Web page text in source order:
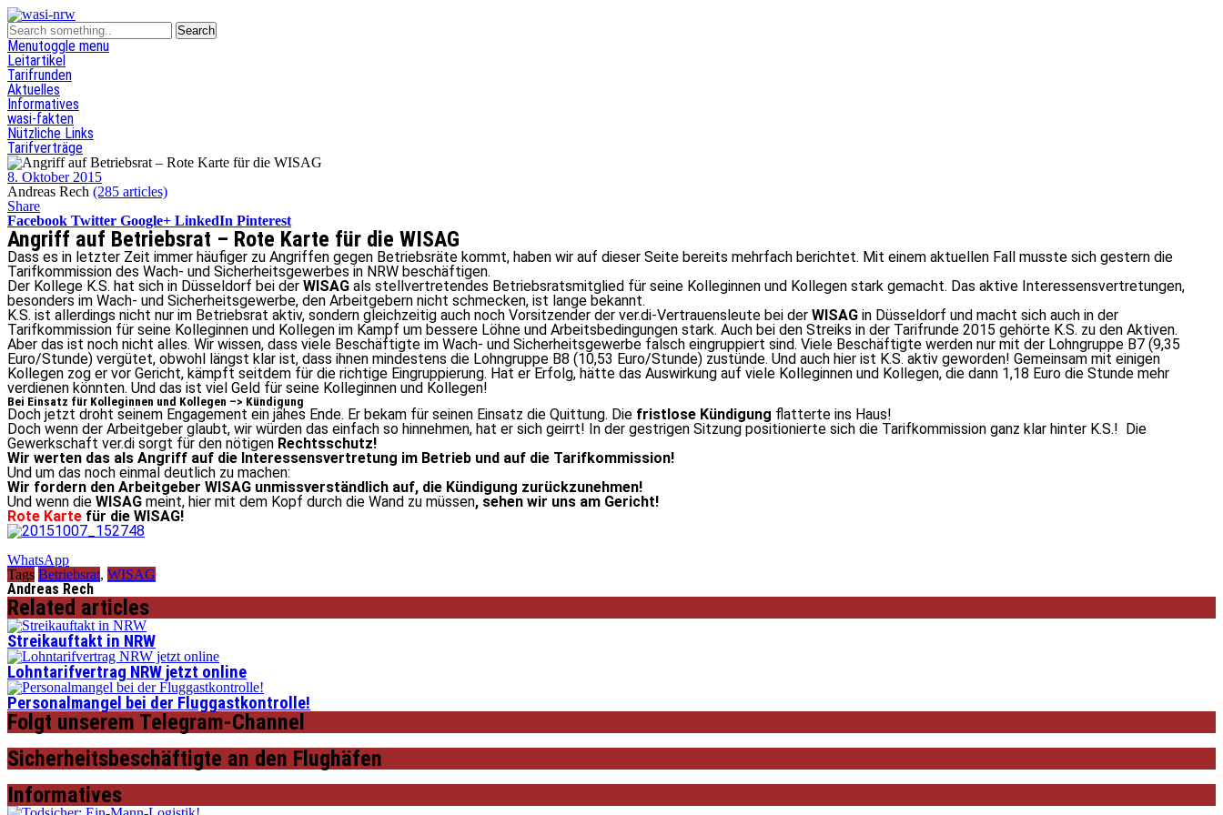
Menutoggle menu
Leitartikel
Tarifrunden
Aktuelles
Informatives
wasi-fakten
Nützliche Links
Tarifverträge
8. Oktober 2015
Andreas Rech (285 articles)
Share
Facebook Twitter Google+ LinkedIn Pinterest
Angriff auf Betriebsrat – Rote Karte für die WISAG
Dass es in letzter Zeit immer häufiger zu Angriffen gegen Betriebsräte kommt, haben wir auf dieser Seite bereits mehrfach berichtet. Mit einem aktuellen Fall musste sich gestern die
Tarifkommission des Wach- und Sicherheitsgewerbes in NRW beschäftigen.
Der Kollege K.S. hat sich in Düsseldorf bei der WISAG als stellvertretendes Betriebsratsmitglied für seine Kolleginnen und Kollegen stark gemacht. Das aktive Interessensvertretungen,
besonders im Wach- und Sicherheitsgewerbe, den Arbeitgebern nicht schmecken, ist lange bekannt.
K.S. ist allerdings nicht nur im Betriebsrat aktiv, sondern gleichzeitig auch noch Vorsitzender der ver.di-Vertrauensleute bei der WISAG in Düsseldorf und macht sich auch in der
Tarifkommission für seine Kolleginnen und Kollegen im Kampf um bessere Löhne und Arbeitsbedingungen stark. Auch bei den Streiks in der Tarifrunde 2015 gehörte K.S. zu den Aktiven.
Aber das ist noch nicht alles. Wir wissen, dass viele Beschäftigte im Wach- und Sicherheitsgewerbe falsch eingruppiert sind. Viele Beschäftigte werden nur mit der Lohngruppe B7 (9,35
Euro/Stunde) vergütet, obwohl längst klar ist, dass ihnen mindestens die Lohngruppe B8 (10,53 Euro/Stunde) zustünde. Und auch hier ist K.S. aktiv geworden! Gemeinsam mit einigen
Kollegen zog er vor Gericht, kämpft seitdem für die richtige Eingruppierung. Hat er Erfolg, hätte das Auswirkung auf viele Kolleginnen und Kollegen, die dann 1,18 Euro die Stunde mehr
verdienen könnten. Und das ist viel Geld für seine Kolleginnen und Kollegen!
Bei Einsatz für Kolleginnen und Kollegen –> Kündigung
Doch jetzt droht seinem Engagement ein jähes Ende. Er bekam für seinen Einsatz die Quittung. Die fristlose Kündigung flatterte ins Haus!
Doch wenn der Arbeitgeber glaubt, wir würden das einfach so hinnehmen, hat er sich geirrt! In der gestrigen Sitzung positionierte sich die Tarifkommission ganz klar hinter K.S.! Die
Gewerkschaft ver.di sorgt für den nötigen Rechtsschutz!
Wir werten das als Angriff auf die Interessensvertretung im Betrieb und auf die Tarifkommission!
Und um das noch einmal deutlich zu machen:
Wir fordern den Arbeitgeber WISAG unmissverständlich auf, die Kündigung zurückzunehmen!
Und wenn die WISAG meint, hier mit dem Kopf durch die Wand zu müssen, sehen wir uns am Gericht!
Rote Karte für die WISAG!
WhatsApp
Tags Betriebsrat, WISAG
Andreas Rech
Related articles
Streikauftakt in NRW
Lohntarifvertrag NRW jetzt online
Personalmangel bei der Fluggastkontrolle!
Folgt unserem Telegram-Channel
Sicherheitsbeschäftigte an den Flughäfen
Informatives